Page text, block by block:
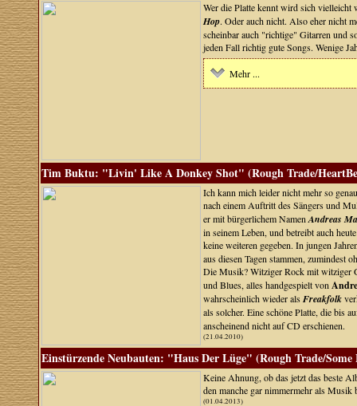
Wer die Platte kennt wird sich
Hop. Oder auch nicht. Also eher nicht
scheinbar auch "richtige" Gitarren und
jeden Fall richtig gute Songs. Wenige
Mehr ...
Tim Buktu: "Livin' Like A Donkey Shot" (Rough Trade/
Ich kann mich leider nicht mehr so
nach einem Auftritt des Sängers und
er mit bürgerlichem Namen Andreas
in seinem Leben, und betreibt auch
keine weiteren gegeben. In jungen
aus diesen Tagen stammen, zumindest
Die Musik? Witziger Rock mit witziger
und Blues, alles handgespielt von
wahrscheinlich wieder alsFreakfolk
als solcher. Eine schöne Platte, die bis
anscheinend nicht auf CD erschienen.
(21.04.2010)
Einstürzende Neubauten: "Haus Der Lüge" (Rough Trade/Some
Keine Ahnung, ob das jetzt das beste
den manche gar nimmermehr als Musik
(01.04.2013)